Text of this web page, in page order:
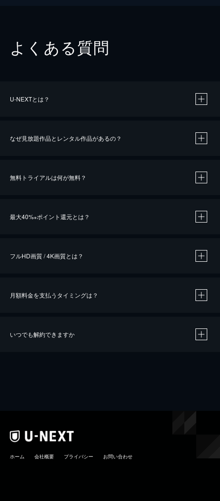
よくある質問
U-NEXTとは？
なぜ見放題作品とレンタル作品があるの？
無料トライアルは何が無料？
最大40%※ポイント還元とは？
※40％ポイント還元の対象は、クレジットカード決済による作品の購入 / レンタルです。
iOSアプリのUコイン決済による作品の購入 / レンタルは、20％のポイント還元です。
フルHD画質 / 4K画質とは？
月額料金を支払うタイミングは？
いつでも解約できますか
ホーム 会社概要 プライバシー お問い合わせ